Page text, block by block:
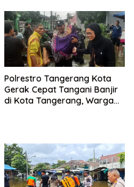
Polrestro Tangerang Kota
Gerak Cepat Tangani Banjir
di Kota Tangerang, Warga